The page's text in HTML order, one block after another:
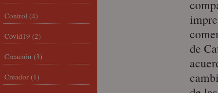
de
Control (4)
Covid19 (2)
Creación (3)
Creador (1)